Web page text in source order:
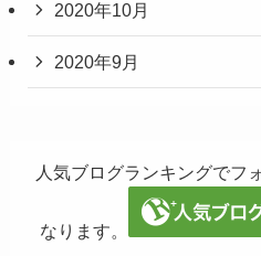
2020年10月
2020年9月
人気ブログランキングでフ
なります。